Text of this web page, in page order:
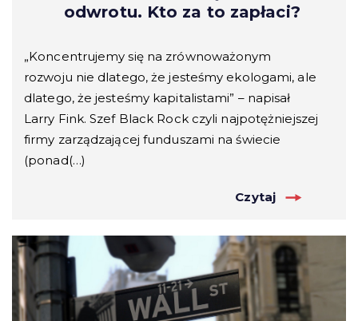
odwrotu. Kto za to zapłaci?
„Koncentrujemy się na zrównoważonym
rozwoju nie dlatego, że jesteśmy ekologami, ale
dlatego, że jesteśmy kapitalistami” – napisał
Larry Fink. Szef Black Rock czyli najpotężniejszej
firmy zarządzającej funduszami na świecie
(ponad(…)
Czytaj